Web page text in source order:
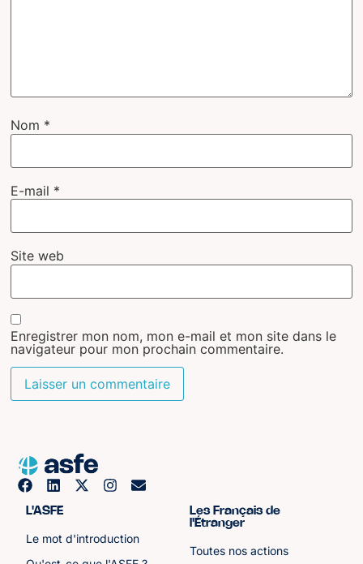
Nom *
E-mail *
Site web
Enregistrer mon nom, mon e-mail et mon site dans le
navigateur pour mon prochain commentaire.
L'ASFE
Le mot d'introduction
Les Français de
l'Étranger
Toutes nos actions